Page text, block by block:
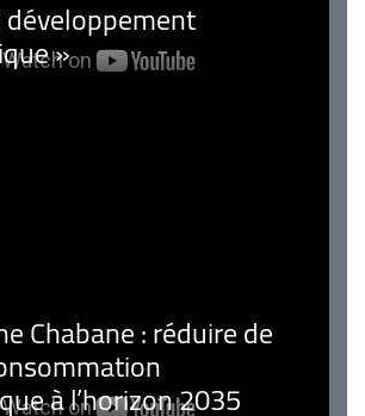
»
Chabane : réduire de
à l’horizon 2035